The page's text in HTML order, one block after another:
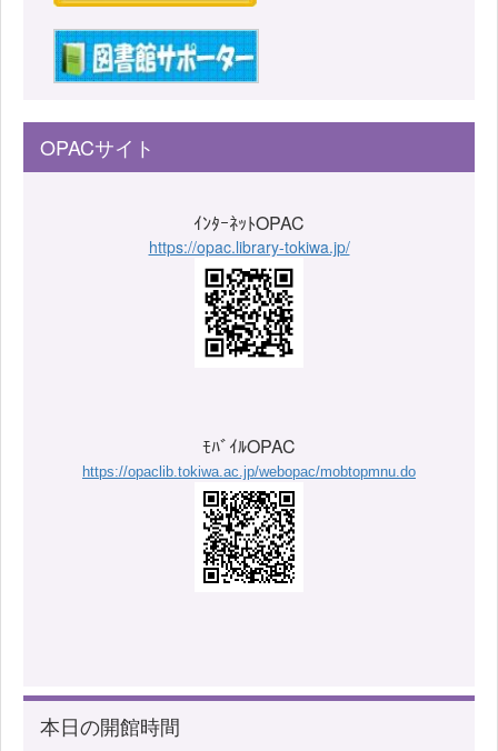
OPACサイト
ｲﾝﾀｰﾈｯﾄOPAC
https://opac.library-tokiwa.jp/
ﾓﾊﾞｲﾙOPAC
https://opaclib.tokiwa.ac.jp/webopac/mobtopmnu.do
本日の開館時間